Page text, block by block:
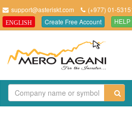
support@asteriskt.com (+977) 01-
ENGLISH Create Free Account HELP